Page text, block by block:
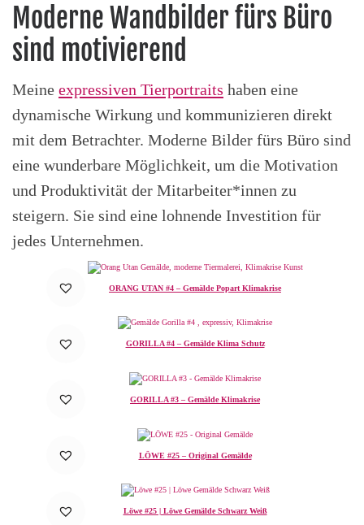
Moderne Wandbilder fürs Büro
sind motivierend
Meine expressiven Tierportraits haben eine
dynamische Wirkung und kommunizieren direkt
mit dem Betrachter. Moderne Bilder fürs Büro sind
eine wunderbare Möglichkeit, um die Motivation
und Produktivität der Mitarbeiter*innen zu
steigern. Sie sind eine lohnende Investition für
jedes Unternehmen.
ORANG UTAN #4 – Gemälde Popart Klimakrise
GORILLA #4 – Gemälde Klima Schutz
GORILLA #3 – Gemälde Klimakrise
LÖWE #25 – Original Gemälde
Löwe #25 | Löwe Gemälde Schwarz Weiß